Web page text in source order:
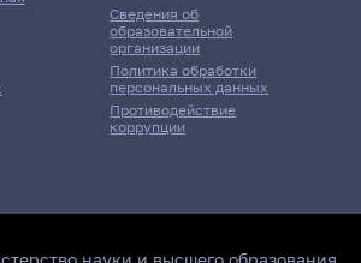
Сведения об
образовательной
организации
Политика обработки
персональных данных
Противодействие
коррупции